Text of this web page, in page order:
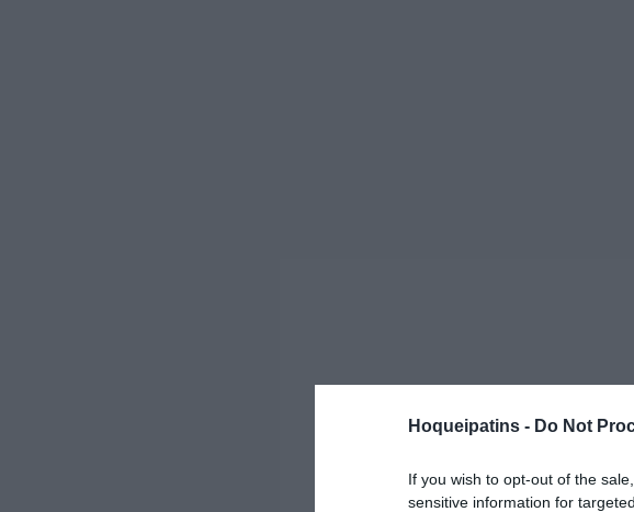
Hoqueipatins - Do Not
If you wish to opt-out of the
sensitive information for